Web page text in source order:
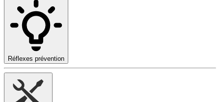
Réflexes prévention